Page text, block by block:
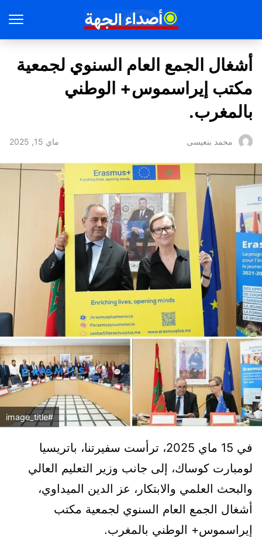
أشغال الجمع العام السنوي لجمعية
مكتب إيراسموس+ الوطني
بالمغرب.
محمد بنعيسى ماي 15, 2025
#image_title
في 15 ماي 2025، ترأست سفيرتنا، باتريسيا
لومبارت كوساك، إلى جانب وزير التعليم العالي
والبحث العلمي والابتكار، عز الدين الميداوي،
أشغال الجمع العام السنوي لجمعية مكتب
إيراسموس+ الوطني بالمغرب.